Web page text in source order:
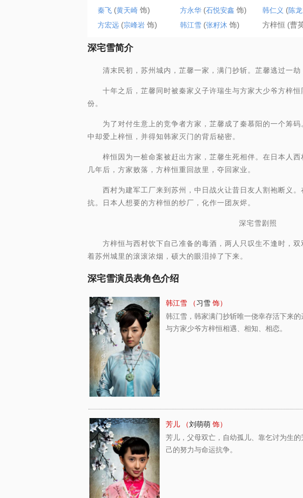
秦飞 (黄天崎 饰) 方永华 (石悦安鑫 饰) 韩仁义 (陈龙
方宏远 (宗峰岩 饰) 韩江雪 (张籽沐 饰) 方梓恒 (曹
深宅雪简介
清末民初，苏州城内，芷馨一家，满门抄斩。芷馨逃过一劫
十年之后，芷馨同时被秦家义子许瑞生与方家大少爷方梓恒
份。
为了对付生意上的竞争者方家，芷馨成了秦慕阳的一个筹码
中却爱上梓恒，并得知韩家灭门的背后秘密。
梓恒因为一桩命案被赶出方家，芷馨生死相伴。在日本人西
几年后，方家败落，方梓恒重回故里，夺回家业。
西村为建军工厂来到苏州，中日战火让昔日友人割袍断义。
抗。日本人想要的方梓恒的纱厂，化作一团灰烬。
深宅雪剧照
方梓恒与西村饮下自己准备的毒酒，两人只叹生不逢时，双
着苏州城里的滚滚浓烟，硕大的眼泪掉了下来。
深宅雪演员表角色介绍
韩江雪 （习雪 饰）
韩江雪，韩家满门抄斩唯一侥幸存活下来
与方家少爷方梓恒相遇、相知、相恋。
芳儿 （刘萌萌 饰）
芳儿，父母双亡，自幼孤儿、靠乞讨为生
己的努力与命运抗争。